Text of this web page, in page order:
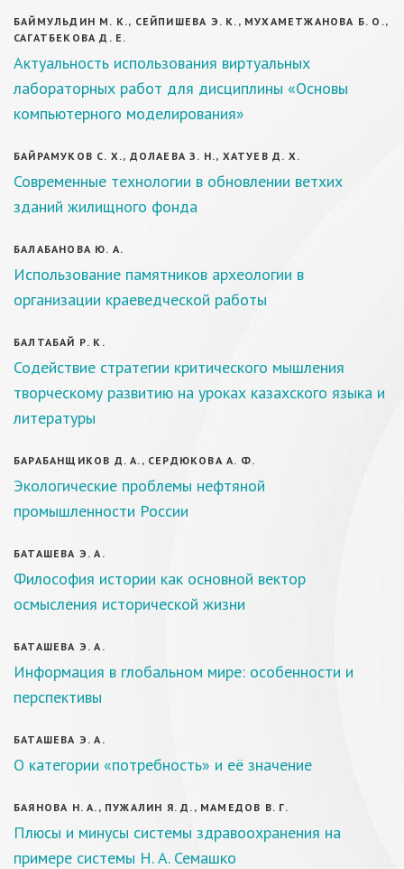
БАЙМУЛЬДИН М. К., СЕЙПИШЕВА Э. К., МУХАМЕТЖАНОВА Б. О.,
САГАТБЕКОВА Д. Е.
Актуальность использования виртуальных
лабораторных работ для дисциплины «Основы
компьютерного моделирования»
БАЙРАМУКОВ С. Х., ДОЛАЕВА З. Н., ХАТУЕВ Д. Х.
Современные технологии в обновлении ветхих
зданий жилищного фонда
БАЛАБАНОВА Ю. А.
Использование памятников археологии в
организации краеведческой работы
БАЛТАБАЙ Р. К.
Содействие стратегии критического мышления
творческому развитию на уроках казахского языка и
литературы
БАРАБАНЩИКОВ Д. А., СЕРДЮКОВА А. Ф.
Экологические проблемы нефтяной
промышленности России
БАТАШЕВА Э. А.
Философия истории как основной вектор
осмысления исторической жизни
БАТАШЕВА Э. А.
Информация в глобальном мире: особенности и
перспективы
БАТАШЕВА Э. А.
О категории «потребность» и её значение
БАЯНОВА Н. А., ПУЖАЛИН Я. Д., МАМЕДОВ В. Г.
Плюсы и минусы системы здравоохранения на
примере системы Н. А. Семашко